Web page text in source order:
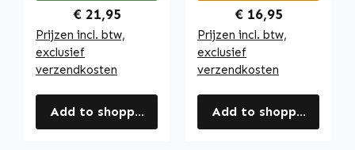
Regular price:
€ 21,95
Prijzen incl. btw,
exclusief
verzendkosten
Add to shopping cart
Regular price:
€ 16,95
Prijzen incl. btw,
exclusief
verzendkosten
Add to shopping cart